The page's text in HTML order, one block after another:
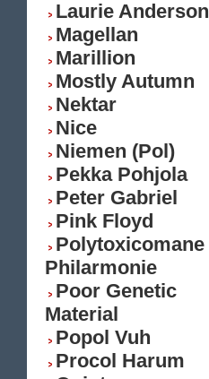
Laurie Anderson
Magellan
Marillion
Mostly Autumn
Nektar
Nice
Niemen (Pol)
Pekka Pohjola
Peter Gabriel
Pink Floyd
Polytoxicomane
Philarmonie
Poor Genetic
Material
Popol Vuh
Procol Harum